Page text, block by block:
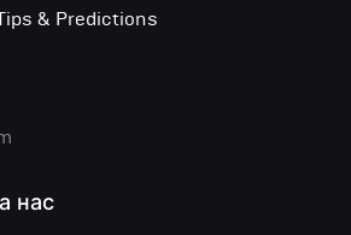
& Predictions
нас